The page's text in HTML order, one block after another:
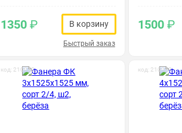
1350₽ В корзину
Быстрый заказ
1500₽
код: 210022 код: 210023